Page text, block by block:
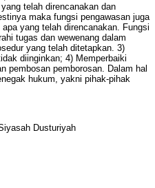
telah direncanakan dan
maka fungsi pengawasan juga
yang telah direncanakan. Fungsi
tugas dan wewenang dalam
yang telah ditetapkan. 3)
diinginkan; 4) Memperbaiki
pembosan pemborosan. Dalam hal
hukum, yakni pihak-pihak
Dusturiyah